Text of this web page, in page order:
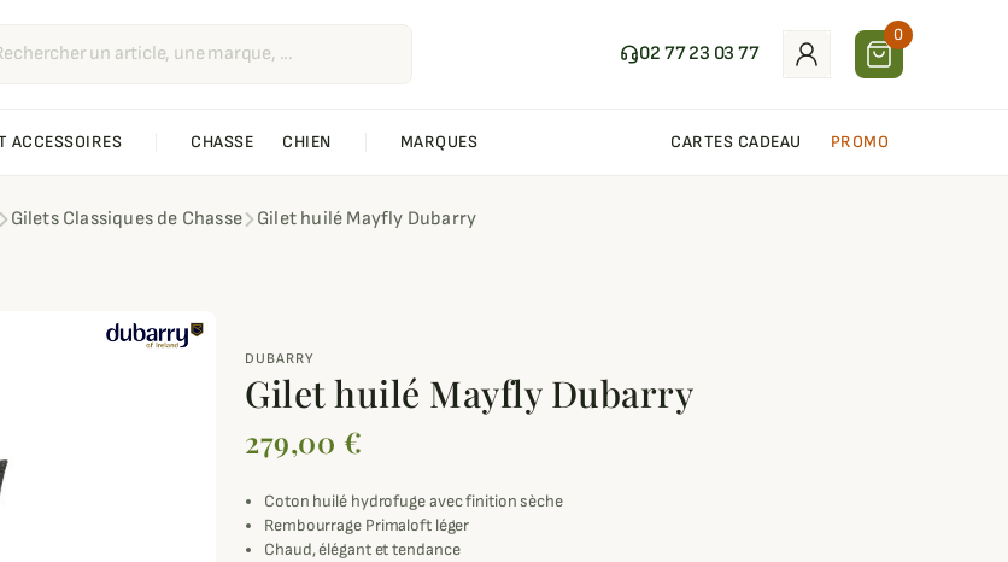
02 77 23 03 77
0
ACCESSOIRES CHASSE CHIEN MARQUES CARTES CADEAU PROMO
Gilets Classiques de Chasse Gilet huilé Mayfly Dubarry
DUBARRY
Gilet huilé Mayfly Dubarry
279,00 €
Coton huilé hydrofuge avec finition sèche
Rembourrage Primaloft léger
Chaud, élégant et tendance